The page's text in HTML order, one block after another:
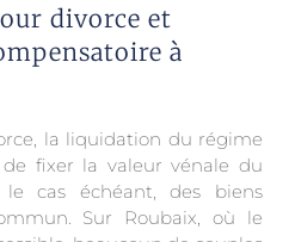
divorce et
à
la liquidation du régime
fixer la valeur vénale du
cas échéant, des biens
Sur Roubaix, où le